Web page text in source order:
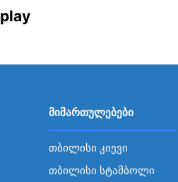
მიმართულებები
თბილისი კიევი
თბილისი სტამბოლი